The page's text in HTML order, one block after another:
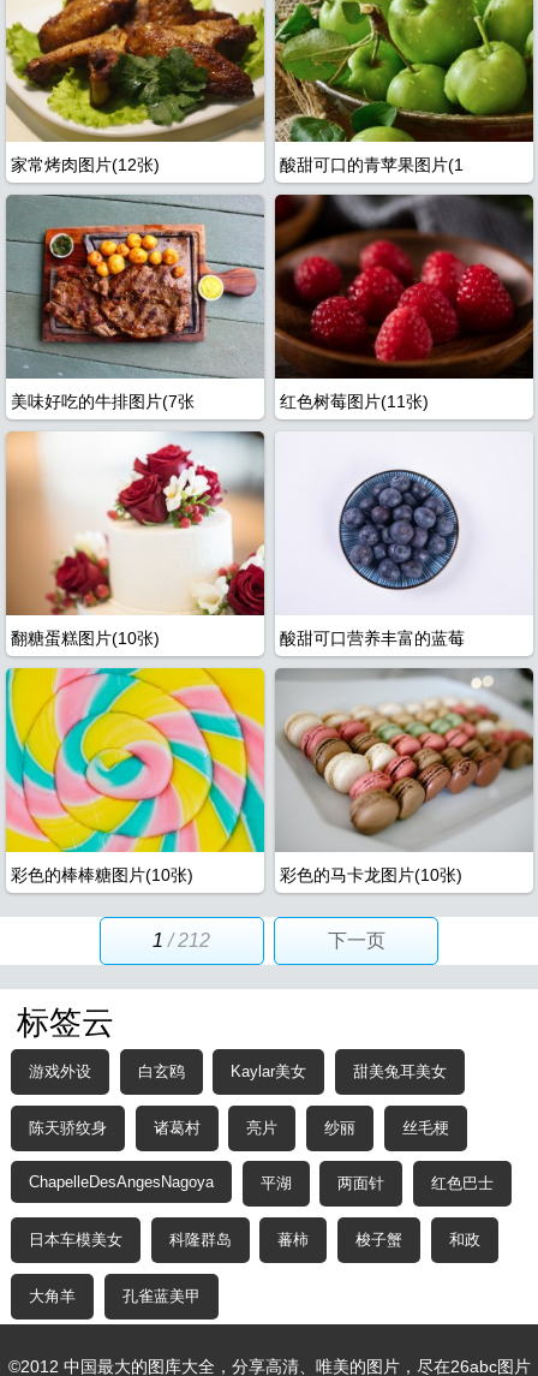
酸甜可口的青苹果图片(1
家常烤肉图片(12张)
红色树莓图片(11张)
美味好吃的牛排图片(7张
酸甜可口营养丰富的蓝莓
翻糖蛋糕图片(10张)
彩色的马卡龙图片(10张)
彩色的棒棒糖图片(10张)
1 / 212 下一页
标签云
游戏外设 白玄鸥 Kaylar美女 甜美兔耳美女
陈天骄纹身 诸葛村 亮片 纱丽 丝毛梗
ChapelleDesAngesNagoya 平湖 两面针 红色巴士
日本车模美女 科隆群岛 蕃柿 梭子蟹 和政
大角羊 孔雀蓝美甲
©2012 中国最大的图库大全，分享高清、唯美的图片，尽在26abc图片